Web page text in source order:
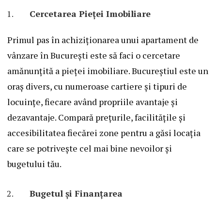
Cercetarea Pieței Imobiliare
Primul pas în achiziționarea unui apartament de
vânzare în București este să faci o cercetare
amănunțită a pieței imobiliare. Bucureștiul este un
oraș divers, cu numeroase cartiere și tipuri de
locuințe, fiecare având propriile avantaje și
dezavantaje. Compară prețurile, facilitățile și
accesibilitatea fiecărei zone pentru a găsi locația
care se potrivește cel mai bine nevoilor și
bugetului tău.
Bugetul și Finanțarea